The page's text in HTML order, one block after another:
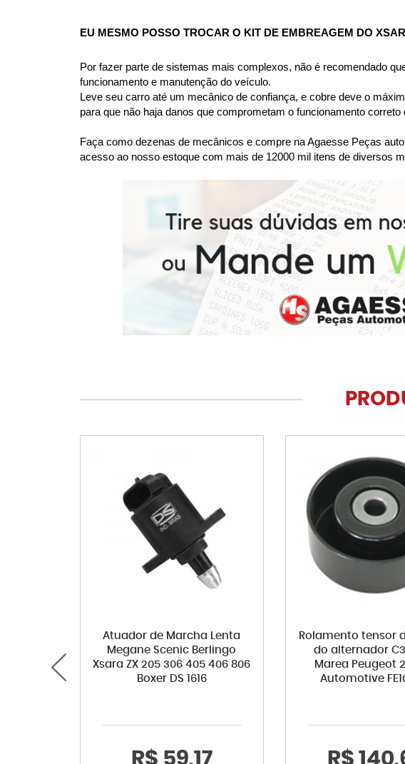
EU MESMO POSSO TROCAR O KIT DE EMBREAGEM DO
Por fazer parte de sistemas mais complexos, não é recomendado
funcionamento e manutenção do veículo.
Leve seu carro até um mecânico de confiança, e cobre deve o
para que não haja danos que comprometam o funcionamento correto
Faça como dezenas de mecânicos e compre na Agaesse Peças
acesso ao nosso estoque com mais de 12000 mil itens de diversos
Atuador de Marcha Lenta
Megane Scenic Berlingo
Xsara ZX 205 306 405 406 806
Boxer DS 1616
R$ 59,17
Rolamento tensor
do alternador
Marea Peugeot
Automotive
R$